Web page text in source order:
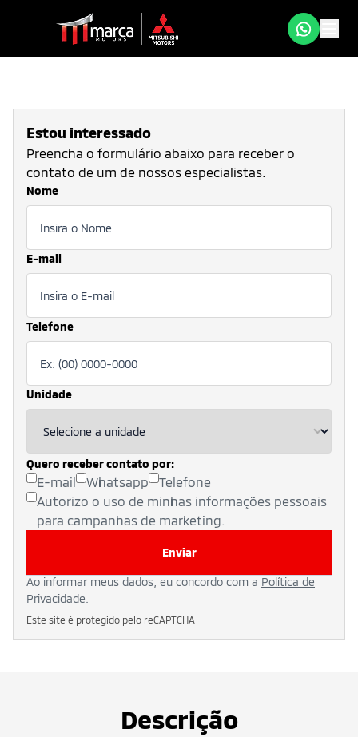
Estou interessado
Preencha o formulário abaixo para receber o
contato de um de nossos especialistas.
Nome
E-mail
Telefone
Unidade
Quero receber contato por:
E-mail Whatsapp
Telefone
Autorizo o uso de minhas informações pessoais
para campanhas de marketing.
Enviar
Ao informar meus dados, eu concordo com a Política de
Privacidade
Este site é protegido pelo reCAPTCHA
Descrição